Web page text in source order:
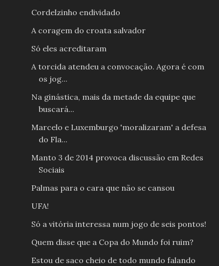
Cordelzinho endividado
A coragem do croata salvador
Só eles acreditaram
A torcida atendeu a convocação. Agora é com
os jog...
Na ginástica, mais da metade da equipe que
buscará...
Marcelo e Luxemburgo 'moralizaram' a defesa
do Fla...
Manto 3 de 2014 provoca discussão em Redes
Sociais
Palmas para o cara que não se cansou
UFA!
Só a vitória interessa num jogo de seis pontos!
Quem disse que a Copa do Mundo foi ruim?
Estou de saco cheio de todo mundo falando